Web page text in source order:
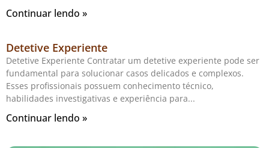
Continuar lendo »
Detetive Experiente
Detetive Experiente Contratar um detetive experiente pode ser
fundamental para solucionar casos delicados e complexos.
Esses profissionais possuem conhecimento técnico,
habilidades investigativas e experiência para
Continuar lendo »